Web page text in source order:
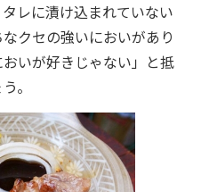
レに漬け込まれていない
クセの強いにおいがあり
いが好きじゃない」と抵
。